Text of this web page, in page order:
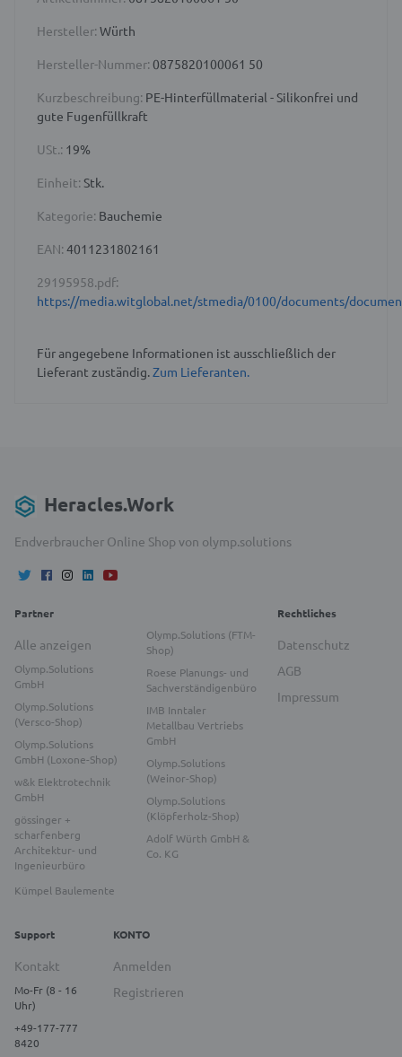
Hersteller: Würth
Hersteller-Nummer: 0875820100061 50
Kurzbeschreibung: PE-Hinterfüllmaterial - Silikonfrei und
gute Fugenfüllkraft
USt.: 19%
Einheit: Stk.
Kategorie: Bauchemie
EAN: 4011231802161
29195958.pdf:
https://media.witglobal.net/stmedia/0100/documents/
Für angegebene Informationen ist ausschließlich der
Lieferant zuständig.Zum Lieferanten.
Heracles.Work
Endverbraucher Online Shop von olymp.solutions
Partner
Alle anzeigen
Olymp.Solutions
GmbH
Olymp.Solutions
(Versco-Shop)
Olymp.Solutions
GmbH (Loxone-Shop)
w&k Elektrotechnik
GmbH
gössinger +
scharfenberg
Architektur- und
Ingenieurbüro
Kümpel Baulemente
Olymp.Solutions (FTM-
Shop)
Roese Planungs- und
Sachverständigenbüro
IMB Inntaler
Metallbau Vertriebs
GmbH
Olymp.Solutions
(Weinor-Shop)
Olymp.Solutions
(Klöpferholz-Shop)
Adolf Würth GmbH &
Co. KG
Rechtliches
Datenschutz
AGB
Impressum
Support
Kontakt
Mo-Fr (8 - 16
Uhr)
+49-177-777
8420
KONTO
Anmelden
Registrieren